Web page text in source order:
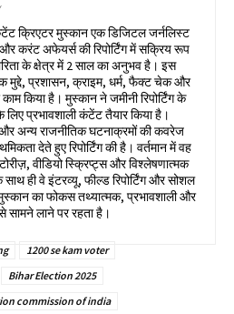
क्रिएटर मुस्कान एक डिजिटल जर्नलिस्ट
करंट अफेयर्स की रिपोर्टिंग में सक्रिय रूप
के क्षेत्र में 2 साल का अनुभव है। इस
मुद्दे, प्रशासन, क्राइम, धर्म, फैक्ट चेक और
किया है। मुस्कान ने जमीनी रिपोर्टिंग के
प्रभावशाली कंटेंट तैयार किया है।
और अन्य राजनीतिक घटनाक्रमों की कवरेज
देते हुए रिपोर्टिंग की है। वर्तमान में वह
वीडियो स्क्रिप्ट्स और विश्लेषणात्मक
ही वे इंटरव्यू, फील्ड रिपोर्टिंग और सोशल
मुस्कान का फोकस तथ्यात्मक, प्रभावशाली और
सामने लाने पर रहता है।
1200 se kam voter
Bihar Election 2025
commission of india